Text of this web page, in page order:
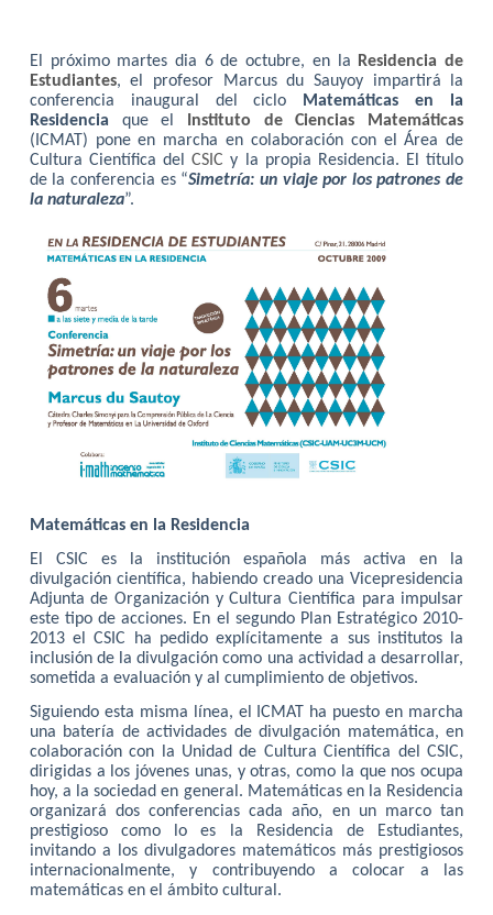
El próximo martes dia 6 de octubre, en la
Residencia de
Estudiantes, el profesor Marcus du Sauyoy impartirá la
conferencia inaugural del ciclo
Matemáticas en la
Residencia que el
Instituto de Ciencias Matemáticas
(ICMAT) pone en marcha en colaboración con el Área de
Cultura Científica delCSIC y la propia Residencia. El título
de la conferencia es “Simetría: un viaje por los patrones de
la naturaleza”.
Matemáticas en la Residencia
El CSIC es la institución española más activa en la
divulgación científica, habiendo creado una Vicepresidencia
Adjunta de Organización y Cultura Científica para impulsar
este tipo de acciones. En el segundo Plan Estratégico 2010-
2013 el CSIC ha pedido explícitamente a sus institutos la
inclusión de la divulgación como una actividad a desarrollar,
sometida a evaluación y al cumplimiento de objetivos.
Siguiendo esta misma línea, el ICMAT ha puesto en marcha
una batería de actividades de divulgación matemática, en
colaboración con la Unidad de Cultura Científica del CSIC,
dirigidas a los jóvenes unas, y otras, como la que nos ocupa
hoy, a la sociedad en general. Matemáticas en la Residencia
organizará dos conferencias cada año, en un marco tan
prestigioso como lo es la Residencia de Estudiantes,
invitando a los divulgadores matemáticos más prestigiosos
internacionalmente, y contribuyendo a colocar a las
matemáticas en el ámbito cultural.